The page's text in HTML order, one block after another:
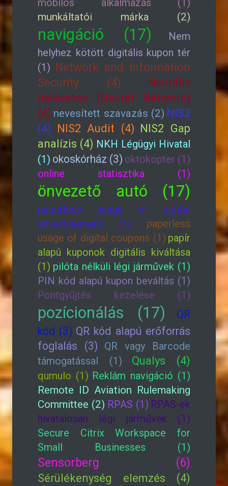
mobilos alkalmazás (1)
munkáltatói márka (2)
navigáció (17)
Nem
helyhez kötött digitális kupon tér
(1) Network and Information
Security (4)
Neurális
hálózatok (Neural Network)
(4) nevesített szavazás (2) NIS2
(4) NIS2 Audit (4) NIS2 Gap
analízis (4) NKH Légügyi Hivatal
(1) okoskórház (3) oktokopter (1)
online statisztika (1)
önvezető autó (17)
paperless usage of digital
advertisement (1)
paperless
usage of digital coupons (1) papír
alapú kuponok digitális kiváltása
(1) pilóta nélküli légi járművek (1)
PIN kód alapú kupon beváltás (1)
Pontgyűjtés kezelése (1)
pozícionálás (17)
QR
kód (3) QR kód alapú erőforrás
foglalás (3)
QR vagy Barcode
támogatással (1)
Qualys (4)
qumulo (1) Reklám navigáció (1)
Remote ID Aviation Rulemaking
Committee (2) RPAS (1) RPAS-ek
hivatalosan légi járművek (1)
Secure Citrix Workspace for
Small Businesses (1)
Sensorberg (6)
Sérülékenység elemzés (4)